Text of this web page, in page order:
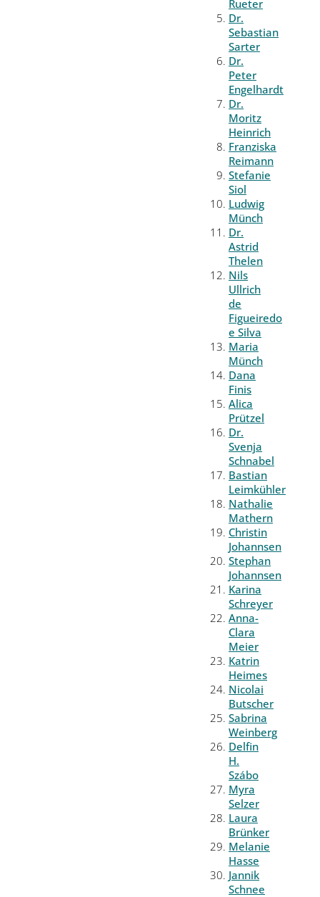
Rueter
Dr.
Sebastian
Sarter
Dr.
Peter
Engelhardt
Dr.
Moritz
Heinrich
Franziska
Reimann
Stefanie
Siol
Ludwig
Münch
Dr.
Astrid
Thelen
Nils
Ullrich
de
Figueiredo
e Silva
Maria
Münch
Dana
Finis
Alica
Prützel
Dr.
Svenja
Schnabel
Bastian
Leimkühler
Nathalie
Mathern
Christin
Johannsen
Stephan
Johannsen
Karina
Schreyer
Anna-
Clara
Meier
Katrin
Heimes
Nicolai
Butscher
Sabrina
Weinberg
Delfin
H.
Szábo
Myra
Selzer
Laura
Brünker
Melanie
Hasse
Jannik
Schnee